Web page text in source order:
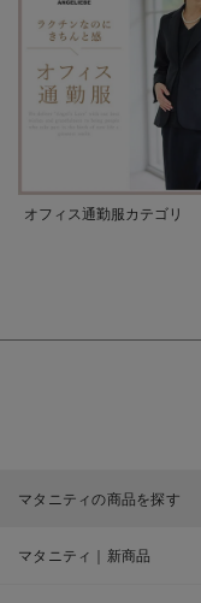
オフィス通勤服カテゴリ
マタニティの商品を探す
マタニティ｜新商品